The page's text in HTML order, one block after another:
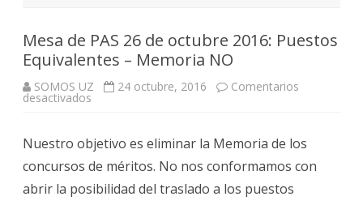
Mesa de PAS 26 de octubre 2016: Puestos
Equivalentes – Memoria NO
SOMOS UZ 24 octubre, 2016 Comentarios
desactivados
26
de
octubre
2016:
Puestos
Equivalentes
Nuestro objetivo es eliminar la Memoria de los
concursos de méritos. No nos conformamos con
abrir la posibilidad del traslado a los puestos